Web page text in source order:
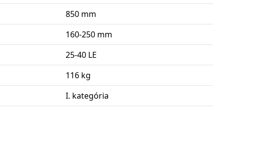
850 mm
160-250 mm
25-40 LE
116 kg
I. kategória